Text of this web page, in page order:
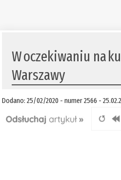
W oczekiwaniu na
Warszawy
Dodano: 25/02/2020 - numer 2566 -